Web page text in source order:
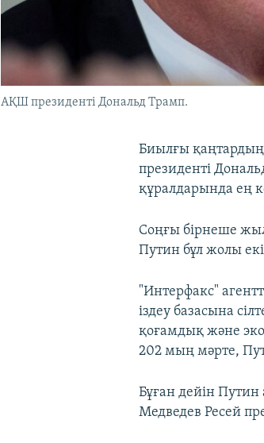
АҚШ президенті Дональд Трамп.
Биылғы қаңтардың
президенті
құралдарында ең
Соңғы бірнеше
Путин бұл жолы
"Интерфакс"
іздеу базасына
қоғамдық және
202 мың мәрте,
Бұған дейін
Медведев Ресей